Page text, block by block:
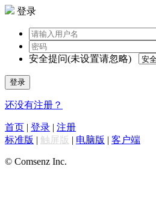
登录
安全提问(未设置请忽略)
登录
还没有注册？
首页 | 登录 | 注册
标准版 | 触屏版 | 电脑版 | 客户端
© Comsenz Inc.